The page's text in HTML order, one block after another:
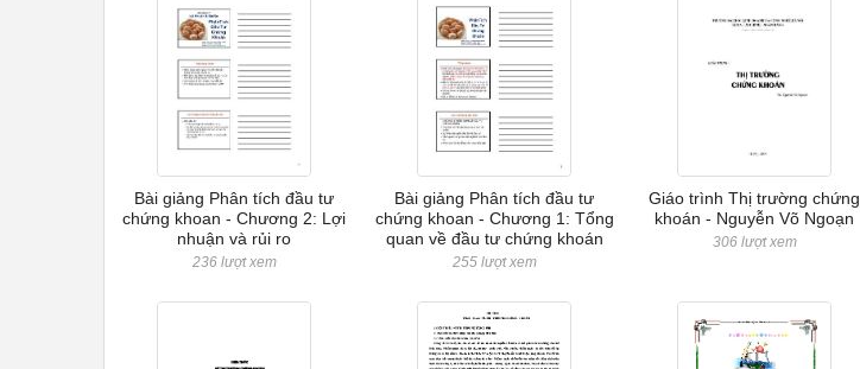
Bài giảng Phân tích đầu tư
chứng khoan - Chương 2: Lợi
nhuận và rủi ro
236 lượt xem
Bài giảng Phân tích đầu tư
chứng khoan - Chương 1: Tổng
quan về đầu tư chứng khoán
255 lượt xem
Giáo trình Thị trường chứng
khoán - Nguyễn Võ Ngoạn
306 lượt xem